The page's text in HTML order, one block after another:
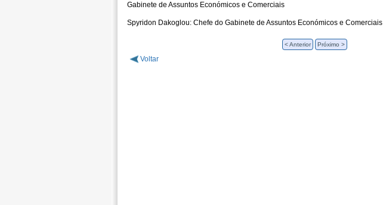
Gabinete de Assuntos Económicos e Comerciais
Spyridon Dakoglou: Chefe do Gabinete de Assuntos Económicos e Comerciais
< Anterior Próximo >
Voltar